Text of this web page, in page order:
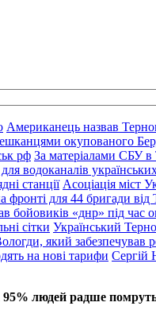
Американець назвав
окупованого
рф За матеріалами СБУ в
водоканалів
станції Асоціація міст
фронті для 44 бригади від
бойовиків «днр» під час
сітки Український
який забезпечував
на нові тарифи Сергій
людей радше